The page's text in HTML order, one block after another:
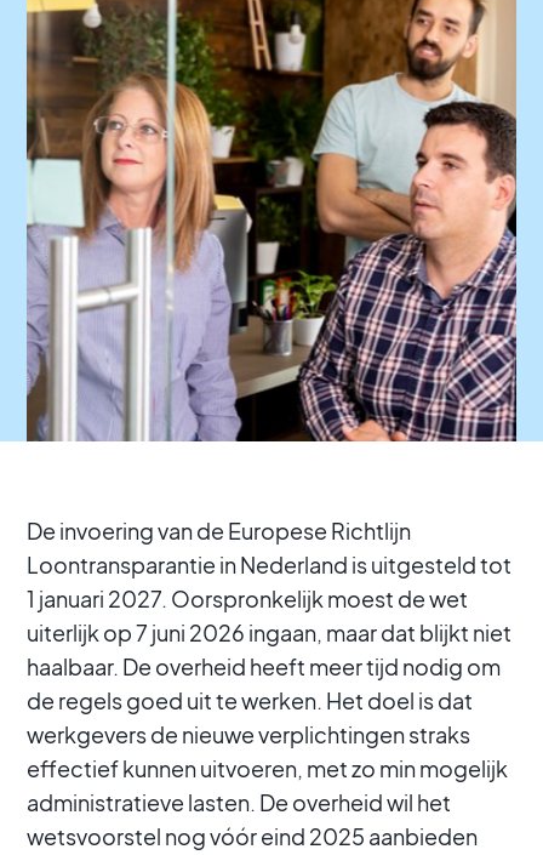
De invoering van de Europese Richtlijn
Loontransparantie in Nederland is uitgesteld tot
1 januari 2027. Oorspronkelijk moest de wet
uiterlijk op 7 juni 2026 ingaan, maar dat blijkt niet
haalbaar. De overheid heeft meer tijd nodig om
de regels goed uit te werken. Het doel is dat
werkgevers de nieuwe verplichtingen straks
effectief kunnen uitvoeren, met zo min mogelijk
administratieve lasten. De overheid wil het
wetsvoorstel nog vóór eind 2025 aanbieden